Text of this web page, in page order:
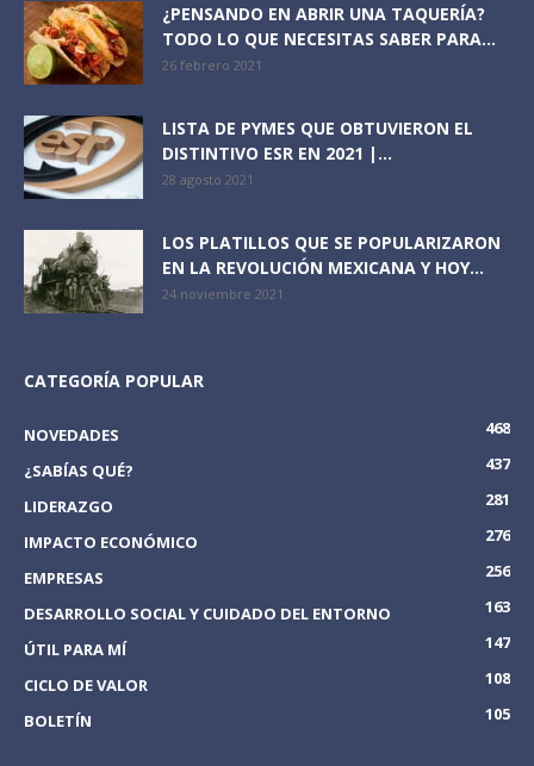
¿PENSANDO EN ABRIR UNA TAQUERÍA?
TODO LO QUE NECESITAS SABER PARA...
26 febrero 2021
LISTA DE PYMES QUE OBTUVIERON EL
DISTINTIVO ESR EN 2021 |...
28 agosto 2021
LOS PLATILLOS QUE SE POPULARIZARON
EN LA REVOLUCIÓN MEXICANA Y HOY...
24 noviembre 2021
CATEGORÍA POPULAR
NOVEDADES
468
¿SABÍAS QUÉ?
437
LIDERAZGO
281
IMPACTO ECONÓMICO
276
EMPRESAS
256
DESARROLLO SOCIAL Y CUIDADO DEL ENTORNO
163
ÚTIL PARA MÍ
147
CICLO DE VALOR
108
BOLETÍN
105